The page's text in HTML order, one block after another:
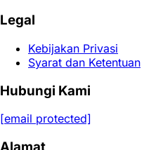
Legal
Kebijakan Privasi
Syarat dan Ketentuan
Hubungi Kami
[email protected]